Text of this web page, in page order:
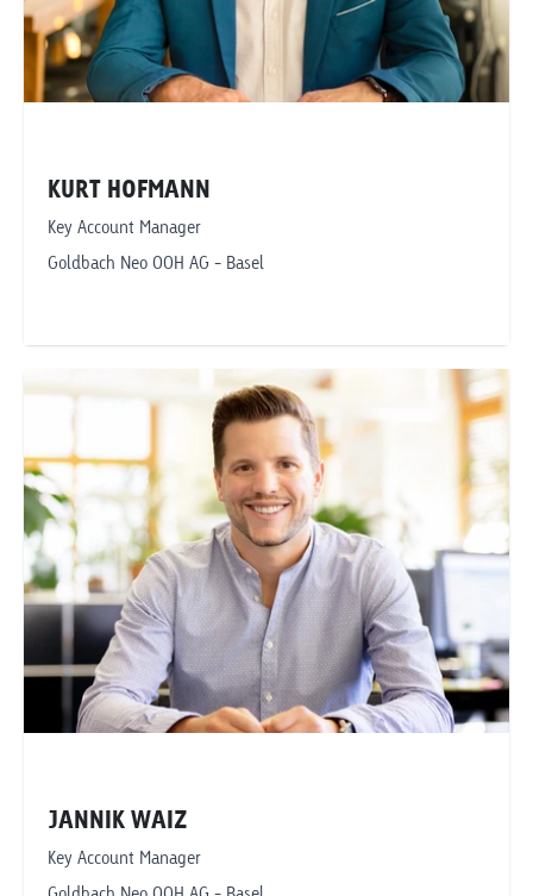
KURT HOFMANN
Key Account Manager
Goldbach Neo OOH AG - Basel
kurt.hofmann@goldbachneo.com
Goldbach Neo OOH AG
Basel
JANNIK WAIZ
Key Account Manager